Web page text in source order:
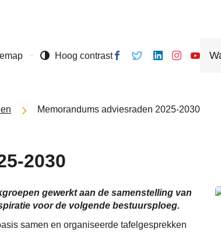
Hoog contrastVolg ons
Volg
Volg Volg ons
Volgzoek
Memorandums adviesraden 2025-2030
2030
gewerkt aan de samenstelling van
voor de volgende bestuursploeg.
samen en organiseerde tafelgesprekken